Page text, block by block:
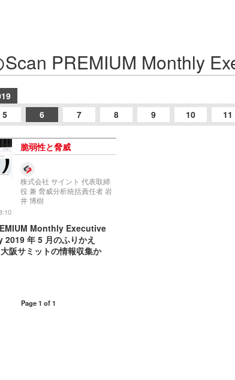
PREMIUM Monthly
5 6 7 8 9 10 11
脆弱性と脅威
株式会社 サイント 代表取締
役 兼 脅威分析統括責任者 岩
井 博樹
Monthly Executive
2019 年 5 月のふりかえ
阪サミットの情報収集か
Page 1 of 1